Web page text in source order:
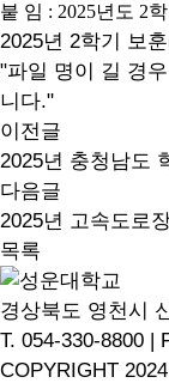
붙 임 : 2025년도 2
2025년 2학기 보
"파일 명이 길 경
니다."
이전글
2025년 충청남도
다음글
2025년 고속도로
목록
경상북도 영천시
T. 054-330-8800 |
COPYRIGHT